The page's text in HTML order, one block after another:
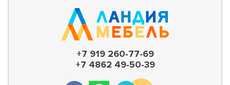
+7 919 260-77-69
+7 4862 49-50-39